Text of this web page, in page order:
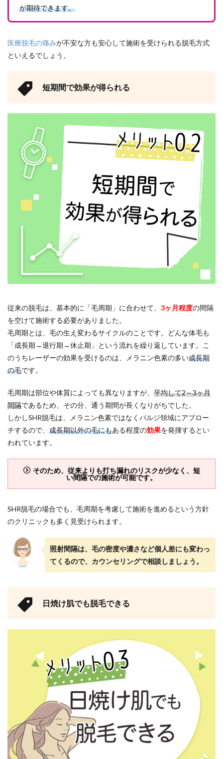
が期待できます。
医療脱毛の痛みが不安な方も安心して施術を受けられる脱毛方式
といえるでしょう。
短期間で効果が得られる
従来の脱毛は、基本的に「毛周期」に合わせて、 3ヶ月程度の間隔
を空けて施術する必要がありました。
毛周期とは、毛の生え変わるサイクルのことです。どんな体毛も
「成長期→退行期→休止期」という流れを繰り返しています。こ
のうちレーザーの効果を受けるのは、メラニン色素の多い成長期
の毛です。
毛周期は部位や体質によっても異なりますが、 平均して2～3ヶ月
間隔であるため、その分、通う期間が長くなりがちでした。
しかしSHR脱毛は、メラニン色素ではなくバルジ領域にアプロー
チするので、 成長期以外の毛にもある程度の効果を発揮するとい
われています。
そのため、従来よりも打ち漏れのリスクが少なく、短
い間隔での施術が可能です。
SHR脱毛の場合でも、毛周期を考慮して施術を進めるという方針
のクリニックも多く見受けられます。
照射間隔は、毛の密度や濃さなど個人差にも変わっ
てくるので、カウンセリングで相談しましょう。
日焼け肌でも脱毛できる